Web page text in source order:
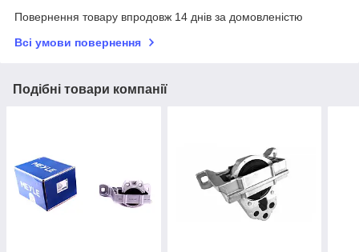
Повернення товару впродовж 14 днів за домовленістю
Всі умови повернення
Подібні товари компанії